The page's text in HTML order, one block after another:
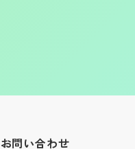
お問い合わせ